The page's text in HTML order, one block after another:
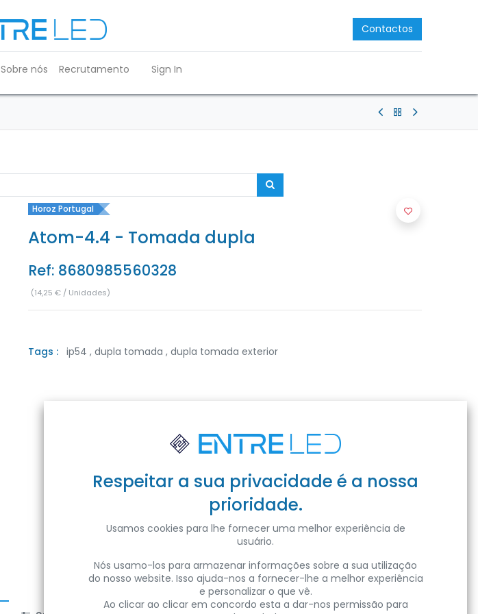
Contactos
Sobre nós Recrutamento Sign In
Horoz Portugal
Atom-4.4 - Tomada dupla
Ref: 8680985560328
(14,25 € / Unidades)
Tags : ip54 , dupla tomada , dupla tomada exterior
Respeitar a sua privacidade é a nossa
prioridade.
Usamos cookies para lhe fornecer uma melhor experiência de
usuário.
Nós usamo-los para armazenar informações sobre a sua utilização
do nosso website. Isso ajuda-nos a fornecer-lhe a melhor experiência
e personalizar o que vê.
Ao clicar ao clicar em concordo esta a dar-nos permissão para